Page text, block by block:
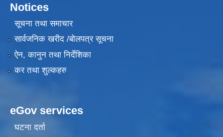
Notices
सूचना तथा समाचार
सार्वजनिक खरीद /बोलपत्र सूचना
ऐन, कानुन तथा निर्देशिका
कर तथा शुल्कहरु
eGov services
घटना दर्ता